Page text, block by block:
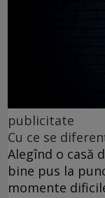
publicitate
Cu ce se
Alegînd o casă
bine pus la
momente